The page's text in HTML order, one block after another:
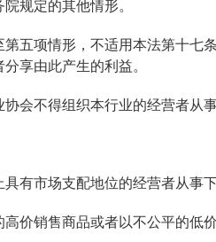
规定的其他情形。
项情形，不适用本法第十七条
享由此产生的利益。
不得组织本行业的经营者从事
市场支配地位的经营者从事下
销售商品或者以不公平的低